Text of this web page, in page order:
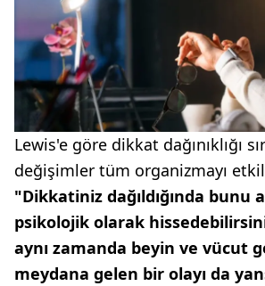
Lewis'e göre dikkat dağınıklığı
değişimler tüm organizmayı
"Dikkatiniz dağıldığında bunu
psikolojik olarak
aynı zamanda beyin ve vücut
meydana gelen bir olayı da